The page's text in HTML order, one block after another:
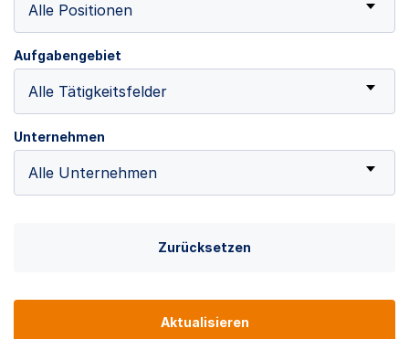
Alle Positionen
Aufgabengebiet
Alle Tätigkeitsfelder
Unternehmen
Alle Unternehmen
Zurücksetzen
Aktualisieren